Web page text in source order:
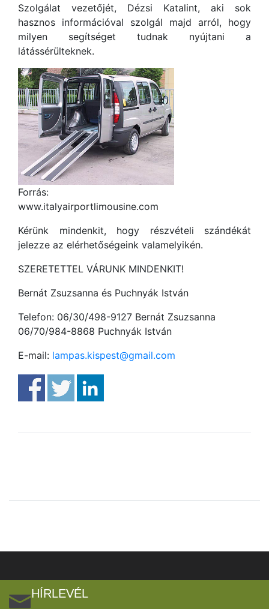
Szolgálat vezetőjét, Dézsi Katalint, aki sok
hasznos információval szolgál majd arról, hogy
milyen segítséget tudnak nyújtani a
látássérülteknek.
Forrás:
www.italyairportlimousine.com
Kérünk mindenkit, hogy részvételi szándékát
jelezze az elérhetőségeink valamelyikén.
SZERETETTEL VÁRUNK MINDENKIT!
Bernát Zsuzsanna és Puchnyák István
Telefon: 06/30/498-9127 Bernát Zsuzsanna
06/70/984-8868 Puchnyák István
E-mail: lampas.kispest@gmail.com
HÍRLEVÉL